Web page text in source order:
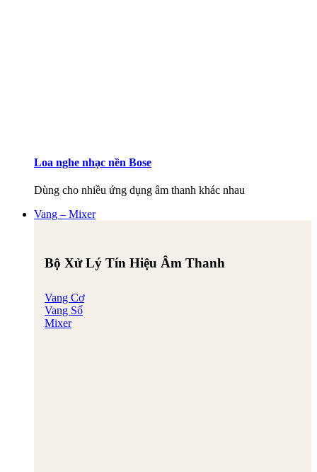
Loa nghe nhạc nền Bose
Dùng cho nhiều ứng dụng âm thanh khác nhau
Vang – Mixer
Bộ Xử Lý Tín Hiệu Âm Thanh
Vang Cơ
Vang Số
Mixer